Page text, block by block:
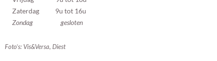
Zaterdag 9u tot 16u
Zondag gesloten
Foto’s: Vis&Versa, Diest